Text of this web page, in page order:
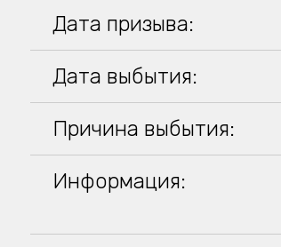
Дата призыва:
Дата выбытия:
Причина выбытия:
Информация: